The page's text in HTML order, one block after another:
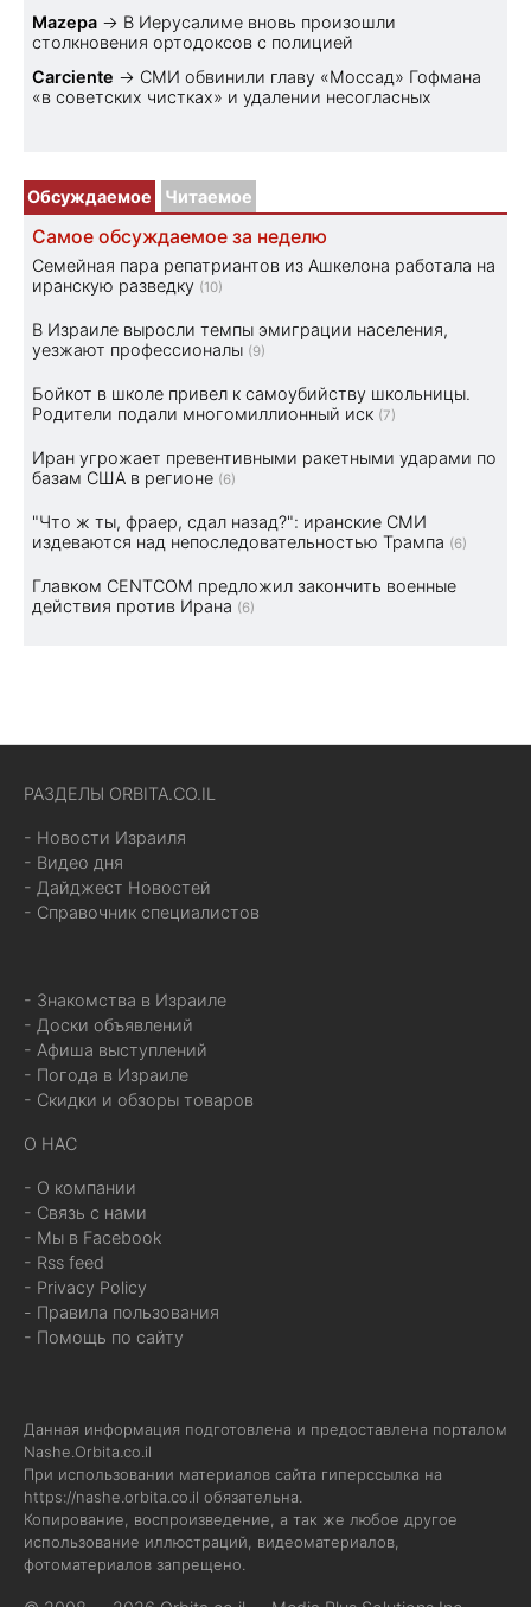
Mazepa → В Иерусалиме вновь произошли
столкновения ортодоксов с полицией
Carciente → СМИ обвинили главу «Моссад» Гофмана
«в советских чистках» и удалении несогласных
Обсуждаемое Читаемое
Самое обсуждаемое за неделю
Семейная пара репатриантов из Ашкелона работала на
иранскую разведку (10)
В Израиле выросли темпы эмиграции населения,
уезжают профессионалы (9)
Бойкот в школе привел к самоубийству школьницы.
Родители подали многомиллионный иск (7)
Иран угрожает превентивными ракетными ударами по
базам США в регионе (6)
"Что ж ты, фраер, сдал назад?": иранские СМИ
издеваются над непоследовательностью Трампа (6)
Главком CENTCOM предложил закончить военные
действия против Ирана (6)
РАЗДЕЛЫ ORBITA.CO.IL
- Новости Израиля
- Видео дня
- Дайджест Новостей
- Справочник специалистов
- Знакомства в Израиле
- Доски объявлений
- Афиша выступлений
- Погода в Израиле
- Скидки и обзоры товаров
О НАС
- О компании
- Связь с нами
- Мы в Facebook
- Rss feed
- Privacy Policy
- Правила пользования
- Помощь по сайту
Данная информация подготовлена и предоставлена порталом
Nashe.Orbita.co.il
При использовании материалов сайта гиперссылка на
https://nashe.orbita.co.il обязательна.
Копирование, воспроизведение, а так же любое другое
использование иллюстраций, видеоматериалов,
фотоматериалов запрещено.